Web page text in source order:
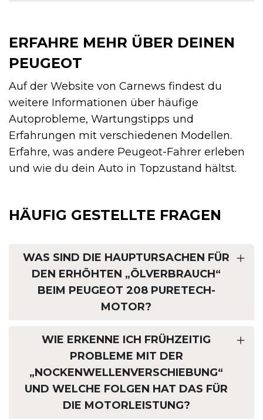
ERFAHRE MEHR ÜBER DEINEN
PEUGEOT
Auf der Website von Carnews findest du
weitere Informationen über häufige
Autoprobleme, Wartungs­tipps und
Erfahrungen mit verschiedenen Modellen.
Erfahre, was andere Peugeot-Fahrer erleben
und wie du dein Auto in Topzustand hältst.
HÄUFIG GESTELLTE FRAGEN
WAS SIND DIE HAUPTURSACHEN FÜR
DEN ERHÖHTEN „ÖLVERBRAUCH“
BEIM PEUGEOT 208 PURETECH-
MOTOR?
WIE ERKENNE ICH FRÜHZEITIG
PROBLEME MIT DER
„NOCKENWELLEN­VERSCHIEBUNG“
UND WELCHE FOLGEN HAT DAS FÜR
DIE MOTORLEISTUNG?